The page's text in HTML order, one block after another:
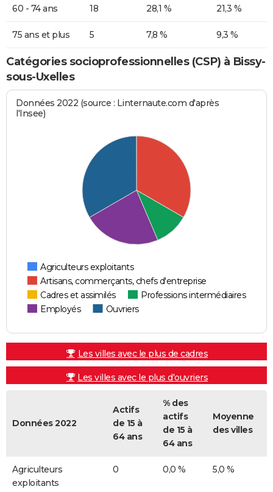
60 - 74 ans 18 28,1 % 21,3 %
75 ans et plus 5 7,8 % 9,3 %
Catégories socioprofessionnelles (CSP) à Bissy-
sous-Uxelles
Données 2022 (source : Linternaute.com d'après
l'Insee)
Agriculteurs exploitants
Artisans, commerçants, chefs d'entreprise
Cadres et assimilés
Professions intermédiaires
Employés
Ouvriers
Les villes avec le plus de cadres
Les villes avec le plus d'ouvriers
Données 2022
Actifs
de 15 à
64 ans
% des
actifs
de 15 à
64 ans
Moyenne
des villes
Agriculteurs
exploitants
0 0,0 % 5,0 %